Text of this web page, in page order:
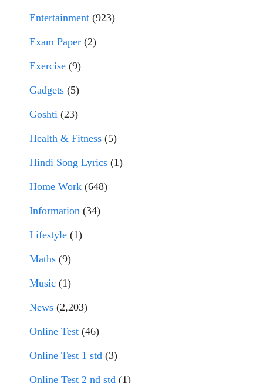
Entertainment (923)
Exam Paper (2)
Exercise (9)
Gadgets (5)
Goshti (23)
Health & Fitness (5)
Hindi Song Lyrics (1)
Home Work (648)
Information (34)
Lifestyle (1)
Maths (9)
Music (1)
News (2,203)
Online Test (46)
Online Test 1 std (3)
Online Test 2 nd std (1)